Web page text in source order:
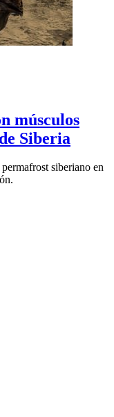
músculos
Siberia
siberiano en